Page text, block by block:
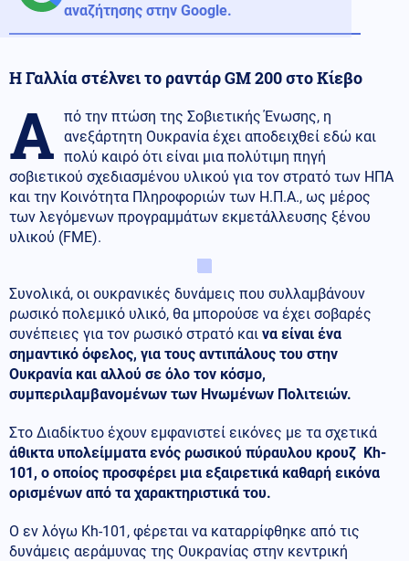
αναζήτησης στην Google.
Η Γαλλία στέλνει το ραντάρ GM 200 στο Κίεβο
Α πό την πτώση της Σοβιετικής Ένωσης, η
ανεξάρτητη Ουκρανία έχει αποδειχθεί εδώ και
πολύ καιρό ότι είναι μια πολύτιμη πηγή
σοβιετικού σχεδιασμένου υλικού για τον στρατό των ΗΠΑ
και την Κοινότητα Πληροφοριών των Η.Π.Α., ως μέρος
των λεγόμενων προγραμμάτων εκμετάλλευσης ξένου
υλικού (FME).
Συνολικά, οι ουκρανικές δυνάμεις που συλλαμβάνουν
ρωσικό πολεμικό υλικό, θα μπορούσε να έχει σοβαρές
συνέπειες για τον ρωσικό στρατό και να είναι ένα
σημαντικό όφελος, για τους αντιπάλους του στην
Ουκρανία και αλλού σε όλο τον κόσμο,
συμπεριλαμβανομένων των Ηνωμένων Πολιτειών.
Στο Διαδίκτυο έχουν εμφανιστεί εικόνες με τα σχετικά
άθικτα υπολείμματα ενός ρωσικού πύραυλου κρουζ Kh-
101, ο οποίος προσφέρει μια εξαιρετικά καθαρή εικόνα
ορισμένων από τα χαρακτηριστικά του.
Ο εν λόγω Kh-101, φέρεται να καταρρίφθηκε από τις
δυνάμεις αεράμυνας της Ουκρανίας στην κεντρική